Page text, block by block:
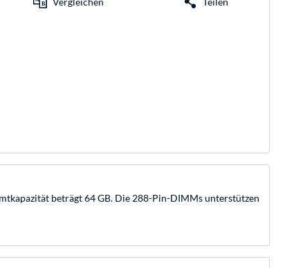
beträgt 64 GB. Die 288-Pin-DIMMs unterstützen